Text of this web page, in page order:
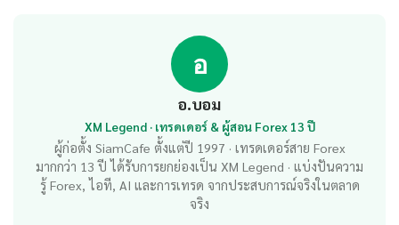
อ
อ.บอม
XM Legend · เทรดเดอร์ & ผู้สอน Forex 13 ปี
ผู้ก่อตั้ง SiamCafe ตั้งแต่ปี 1997 · เทรดเดอร์สาย Forex
มากกว่า 13 ปี ได้รับการยกย่องเป็น XM Legend · แบ่งปันความ
รู้ Forex, ไอที, AI และการเทรด จากประสบการณ์จริงในตลาด
จริง